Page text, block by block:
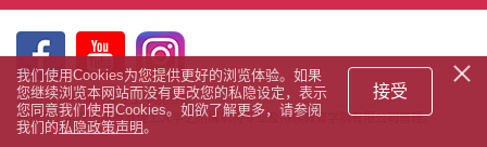
© 2018 版权属香港专上学院所有
香港专上学院是由香港理工大学之附属机构专业及持续教育学院有限公司管理。
接受
我们使用Cookies为您提供更好的浏览体验。如果
您继续浏览本网站而没有更改您的私隐设定，表示
您同意我们使用Cookies。如欲了解更多，请参阅
我们的私隐政策声明。